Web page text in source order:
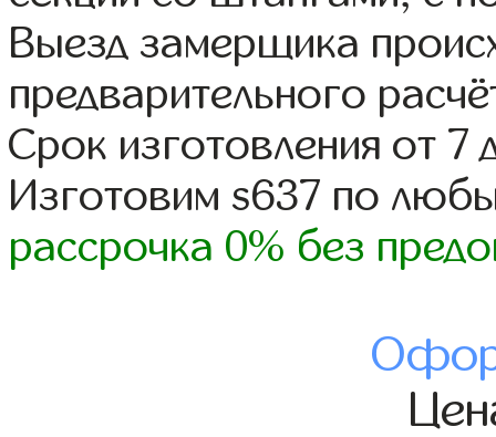
Выезд замерщика
предварительного
Срок изготовления от 7
Изготовим s637 по
рассрочка 0% без